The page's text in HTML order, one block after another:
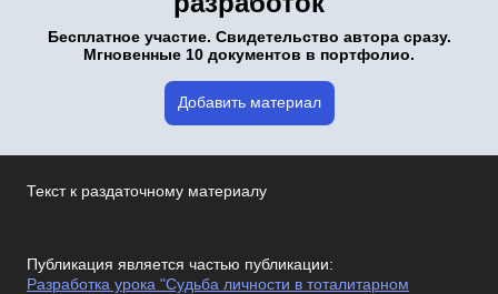
Бесплатное участие. Свидетельство автора сразу.
Мгновенные 10 документов в портфолио.
Добавить материал
Текст к раздаточному материалу
Публикация является частью публикации:
Разработка урока "Судьба личности в тоталитарном